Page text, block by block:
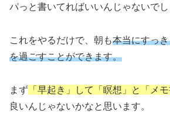
パっと書いてればいいんじゃないでし
これをやるだけで、朝も本当にすっ
を過ごすことができます。
まず 「早起き」して「瞑想」と「メモ
良いんじゃないかなと思います。